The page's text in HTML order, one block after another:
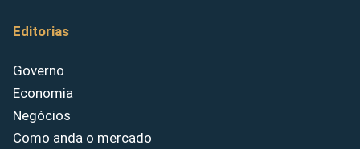
Editorias
Governo
Economia
Negócios
Como anda o mercado